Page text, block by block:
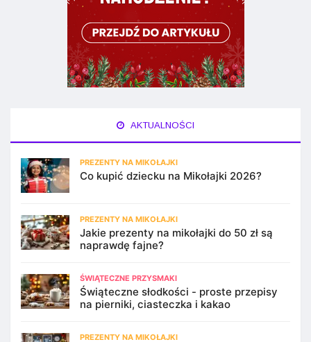
AKTUALNOŚCI
PREZENTY NA MIKOŁAJKI
Co kupić dziecku na Mikołajki 2026?
PREZENTY NA MIKOŁAJKI
Jakie prezenty na mikołajki do 50 zł są
naprawdę fajne?
ŚWIĄTECZNE PRZYSMAKI
Świąteczne słodkości - proste przepisy
na pierniki, ciasteczka i kakao
PREZENTY NA MIKOŁAJKI